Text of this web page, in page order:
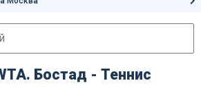
Бостад - Теннис